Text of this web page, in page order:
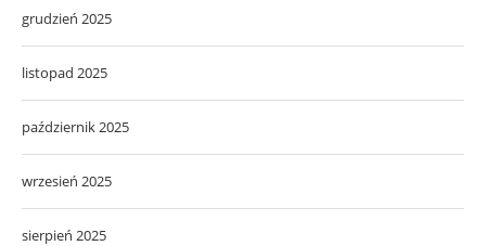
grudzień 2025
listopad 2025
październik 2025
wrzesień 2025
sierpień 2025